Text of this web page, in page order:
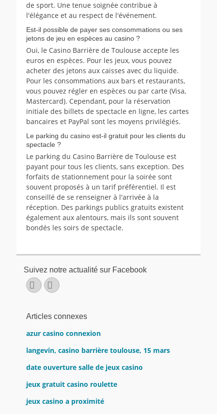
de sport. Une tenue soignée contribue à
l'élégance et au respect de l'événement.
Est-il possible de payer ses consommations ou ses
jetons de jeu en espèces au casino ?
Oui, le Casino Barrière de Toulouse accepte les
euros en espèces. Pour les jeux, vous pouvez
acheter des jetons aux caisses avec du liquide.
Pour les consommations aux bars et restaurants,
vous pouvez régler en espèces ou par carte (Visa,
Mastercard). Cependant, pour la réservation
initiale des billets de spectacle en ligne, les cartes
bancaires et PayPal sont les moyens privilégiés.
Le parking du casino est-il gratuit pour les clients du
spectacle ?
Le parking du Casino Barrière de Toulouse est
payant pour tous les clients, sans exception. Des
forfaits de stationnement pour la soirée sont
souvent proposés à un tarif préférentiel. Il est
conseillé de se renseigner à l'arrivée à la
réception. Des parkings publics gratuits existent
également aux alentours, mais ils sont souvent
bondés les soirs de spectacle.
Suivez notre actualité sur Facebook
Facebook
E-
mail
Articles connexes
azur casino connexion
langevin, casino barrière toulouse, 15 mars
date ouverture salle de jeux casino
jeux gratuit casino roulette
jeux casino a proximité